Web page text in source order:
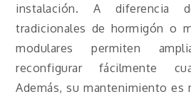
instalación. A diferencia
tradicionales de hormigón o
modulares permiten
reconfigurar fácilmente
Además, su mantenimiento es